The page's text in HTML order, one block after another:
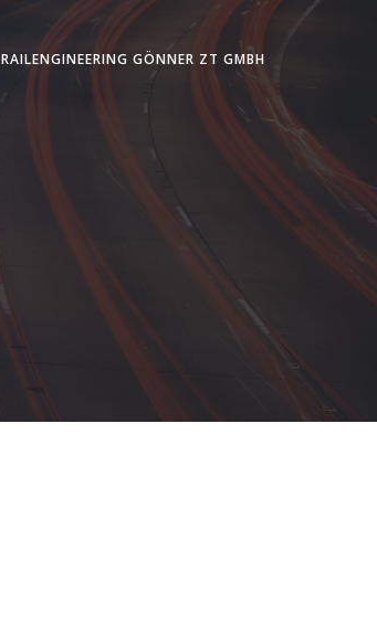
RAILENGINEERING GÖNNER ZT GMBH